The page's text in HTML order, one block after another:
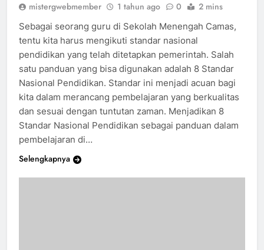
mistergwebmember 1 tahun ago 0 2 mins
Sebagai seorang guru di Sekolah Menengah Camas,
tentu kita harus mengikuti standar nasional
pendidikan yang telah ditetapkan pemerintah. Salah
satu panduan yang bisa digunakan adalah 8 Standar
Nasional Pendidikan. Standar ini menjadi acuan bagi
kita dalam merancang pembelajaran yang berkualitas
dan sesuai dengan tuntutan zaman. Menjadikan 8
Standar Nasional Pendidikan sebagai panduan dalam
pembelajaran di…
Selengkapnya